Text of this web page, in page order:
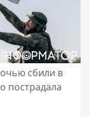
сбили в
пострадала